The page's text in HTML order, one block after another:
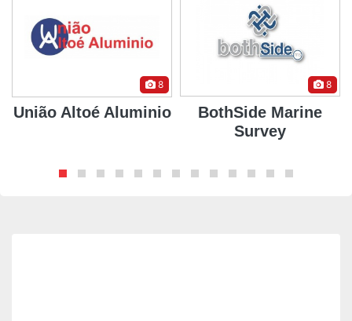
8
União Altoé Aluminio
8
BothSide Marine
Survey